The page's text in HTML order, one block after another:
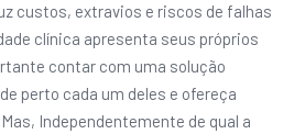
custos, extravios e riscos de falhas
clínica apresenta seus próprios
contar com uma solução
perto cada um deles e ofereça
Independentemente de qual a